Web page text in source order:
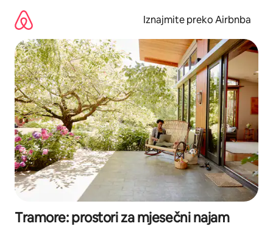
sadržaj
Iznajmite preko Airbnba
Tramore: prostori za mjesečni najam